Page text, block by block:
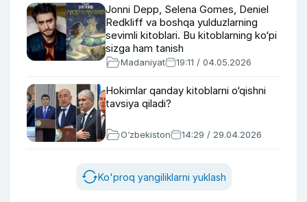
Jonni Depp, Selena Gomes, Deniel
Redkliff va boshqa yulduzlarning
sevimli kitoblari. Bu kitoblarning ko‘pi
sizga ham tanish
Madaniyat 19:11 / 04.05.2026
Hokimlar qanday kitoblarni o‘qishni
tavsiya qiladi?
O‘zbekiston 14:29 / 29.04.2026
Ko'proq yangiliklarni yuklash